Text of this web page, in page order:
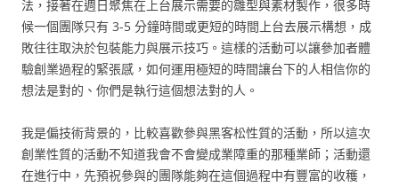
法，接著在週日聚焦在上台展示需要的雛型與素材製作，很多時
候一個團隊只有 3-5 分鐘時間或更短的時間上台去展示構想，成
敗往往取決於包裝能力與展示技巧。這樣的活動可以讓參加者體
驗創業過程的緊張感，如何運用極短的時間讓台下的人相信你的
想法是對的、你們是執行這個想法對的人。
我是偏技術背景的，比較喜歡參與黑客松性質的活動，所以這次
創業性質的活動不知道我會不會變成業障重的那種業師；活動還
在進行中，先預祝參與的團隊能夠在這個過程中有豐富的收穫，